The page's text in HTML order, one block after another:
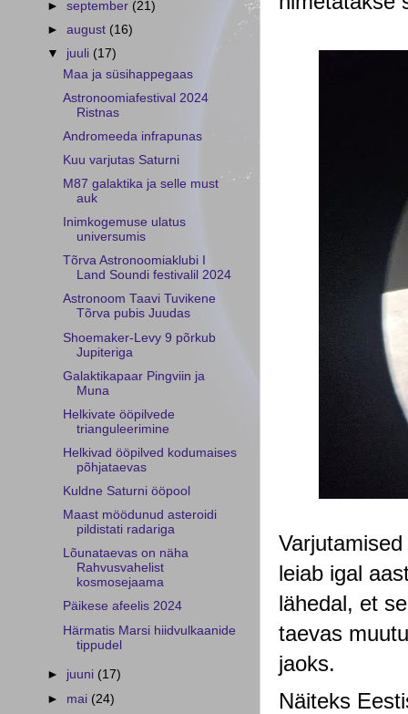
leiab igal
lähedal, et
taevas
jaoks.
Näiteks
►september (21)
►august (16)
▼ juuli (17)
Maa ja süsihappegaas
Astronoomiafestival 2024
Ristnas
Andromeeda infrapunas
Kuu varjutas Saturni
M87 galaktika ja selle must
auk
Inimkogemuse ulatus
universumis
Tõrva Astronoomiaklubi I
Land Soundi festivalil 2024
Astronoom Taavi Tuvikene
Tõrva pubis Juudas
Shoemaker-Levy 9 põrkub
Jupiteriga
Galaktikapaar Pingviin ja
Muna
Helkivate ööpilvede
trianguleerimine
Helkivad ööpilved kodumaises
põhjataevas
Kuldne Saturni ööpool
Maast möödunud asteroidi
pildistati radariga
Lõunataevas on näha
Rahvusvahelist
kosmosejaama
Päikese afeelis 2024
Härmatis Marsi hiidvulkaanide
tippudel
► juuni (17)
► mai (24)